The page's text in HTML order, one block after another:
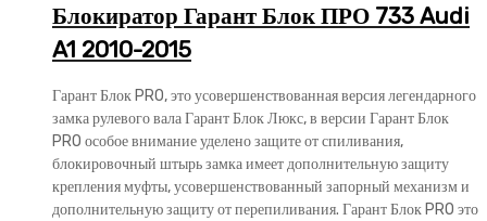
Блокиратор Гарант Блок ПРО 733 Audi
A1 2010-2015
Гарант Блок PRO, это усовершенствованная версия легендарного
замка рулевого вала Гарант Блок Люкс, в версии Гарант Блок
PRO особое внимание уделено защите от спиливания,
блокировочный штырь замка имеет дополнительную защиту
крепления муфты, усовершенствованный запорный механизм и
дополнительную защиту от перепиливания. Гарант Блок PRO это